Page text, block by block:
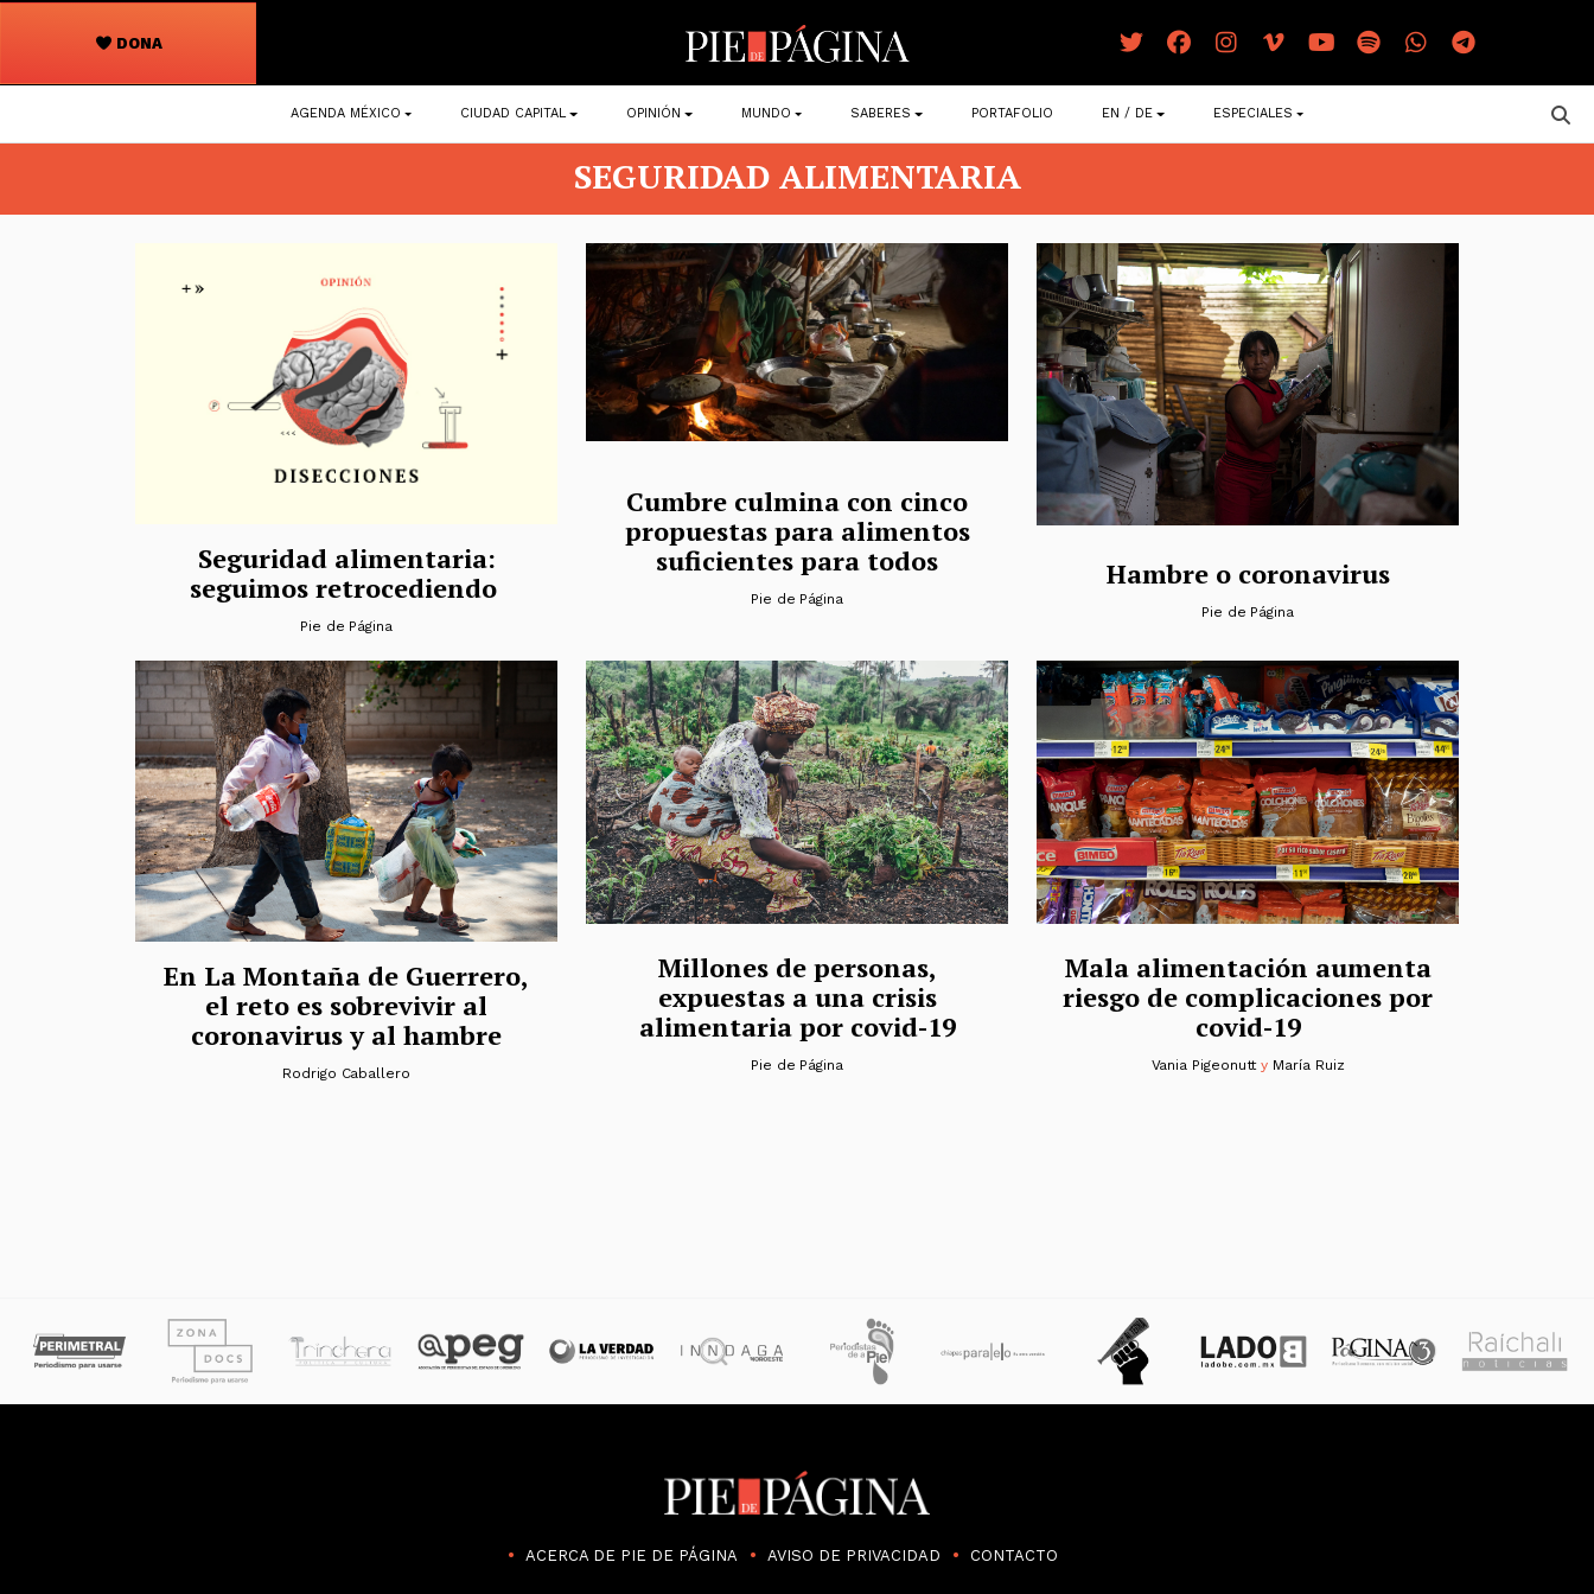
DONA
Navegación
principal
AGENDA MÉXICO CIUDAD CAPITAL OPINIÓN MUNDO SABERES PORTAFOLIO EN / DE ESPECIALES
SEGURIDAD ALIMENTARIA
Seguridad alimentaria:
seguimos retrocediendo
Pie de Página
Cumbre culmina con cinco
propuestas para alimentos
suficientes para todos
Pie de Página
Hambre o coronavirus
Pie de Página
En La Montaña de Guerrero,
el reto es sobrevivir al
coronavirus y al hambre
Rodrigo Caballero
Millones de personas,
expuestas a una crisis
alimentaria por covid-19
Pie de Página
Mala alimentación aumenta
riesgo de complicaciones por
covid-19
Vania Pigeonutty María Ruiz
ACERCA DE PIE DE PÁGINA AVISO DE PRIVACIDAD CONTACTO